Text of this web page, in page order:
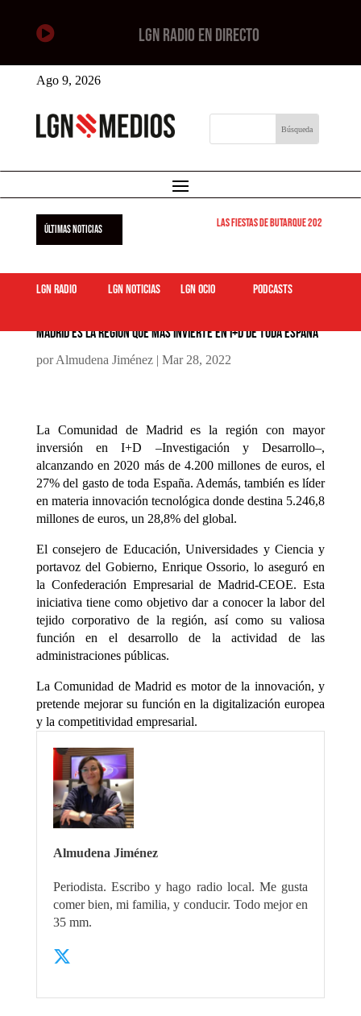
 LGN RADIO EN DIRECTO
Ago 9, 2026
ÚLTIMAS NOTICIAS Las Fiestas de Butarque 2026
LGN Radio LGN Noticias LGN ocio podcasts
Madrid es la región que más invierte en I+D de toda España
porAlmudena Jiménez| Mar 28, 2022
La Comunidad de Madrid es la región con mayor
inversión en I+D –Investigación y Desarrollo–,
alcanzando en 2020 más de 4.200 millones de euros, el
27% del gasto de toda España. Además, también es líder
en materia innovación tecnológica donde destina 5.246,8
millones de euros, un 28,8% del global.
El consejero de Educación, Universidades y Ciencia y
portavoz del Gobierno, Enrique Ossorio, lo aseguró en
la Confederación Empresarial de Madrid-CEOE. Esta
iniciativa tiene como objetivo dar a conocer la labor del
tejido corporativo de la región, así como su valiosa
función en el desarrollo de la actividad de las
administraciones públicas.
La Comunidad de Madrid es motor de la innovación, y
pretende mejorar su función en la digitalización europea
y la competitividad empresarial.
Almudena Jiménez
Periodista. Escribo y hago radio local. Me gusta
comer bien, mi familia, y conducir. Todo mejor en
35 mm.